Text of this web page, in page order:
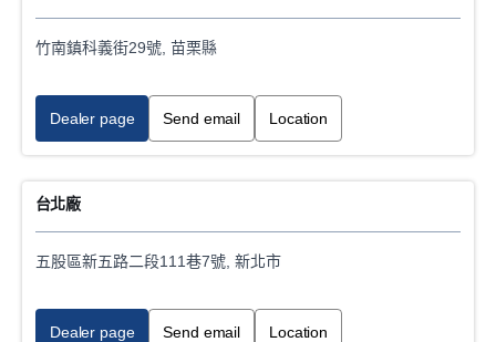
E-mobility VCB Service Workshop
24h Emergency breakdown service
Bus sales
Vehicle washing
竹南鎮科義街29號, 苗栗縣
Dealer page Send email Location
台北廠
五股區新五路二段111巷7號, 新北市
Dealer page Send email Location